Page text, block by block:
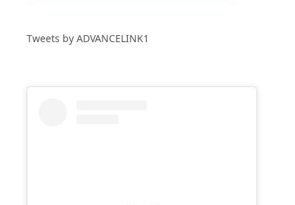
Tweets by ADVANCELINK1